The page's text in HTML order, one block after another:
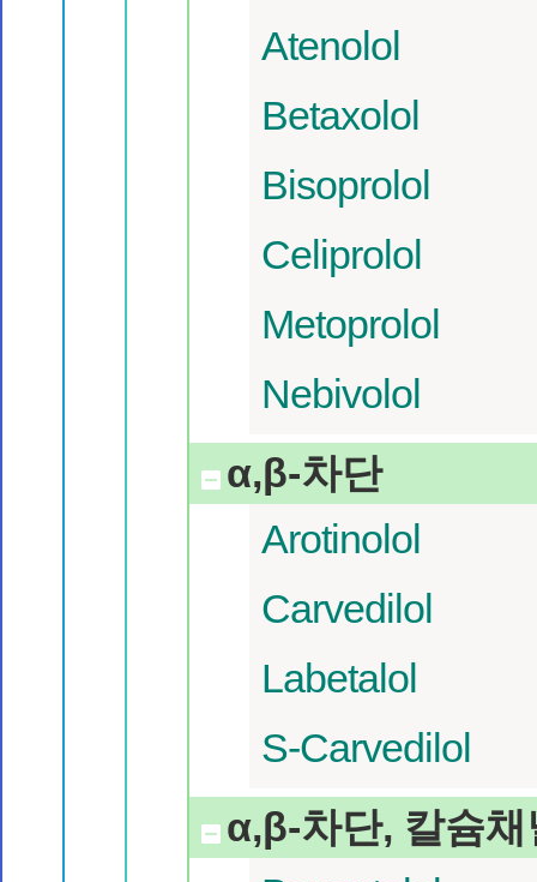
Atenolol
Betaxolol
Bisoprolol
Celiprolol
Metoprolol
Nebivolol
α,β-차단
Arotinolol
Carvedilol
Labetalol
S-Carvedilol
α,β-차단, 칼슘채